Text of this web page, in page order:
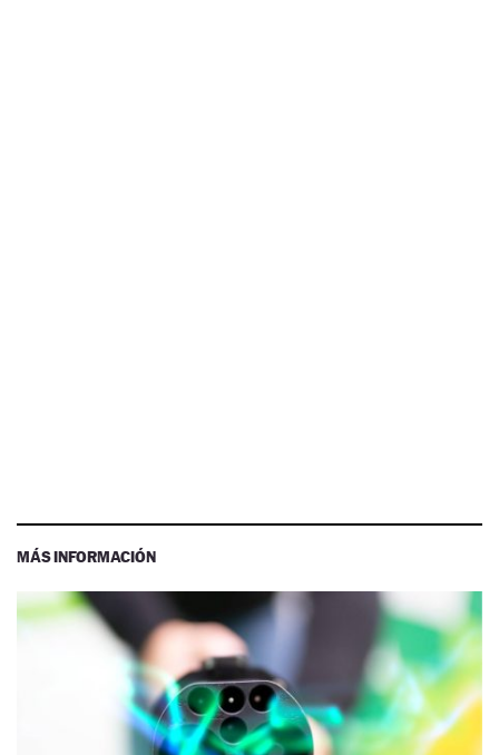
MÁS INFORMACIÓN